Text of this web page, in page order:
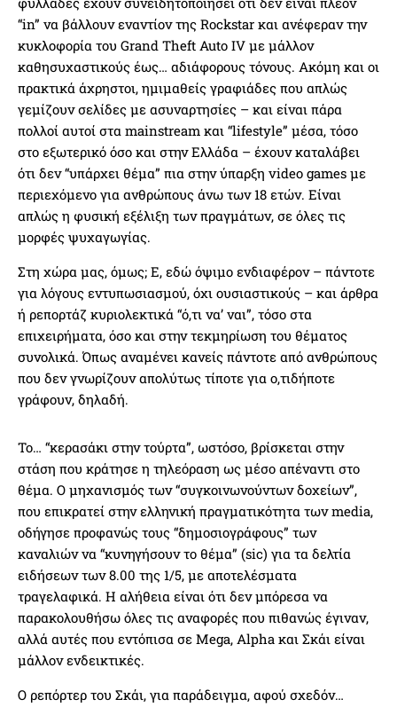
“in” να βάλλουν εναντίον της Rockstar και ανέφεραν την
κυκλοφορία του Grand Theft Auto IV με μάλλον
καθησυχαστικούς έως… αδιάφορους τόνους. Ακόμη και οι
πρακτικά άχρηστοι, ημιμαθείς γραφιάδες που απλώς
γεμίζουν σελίδες με ασυναρτησίες – και είναι πάρα
πολλοί αυτοί στα mainstream και “lifestyle” μέσα, τόσο
στο εξωτερικό όσο και στην Ελλάδα – έχουν καταλάβει
ότι δεν “υπάρχει θέμα” πια στην ύπαρξη video games με
περιεχόμενο για ανθρώπους άνω των 18 ετών. Είναι
απλώς η φυσική εξέλιξη των πραγμάτων, σε όλες τις
μορφές ψυχαγωγίας.
Στη χώρα μας, όμως; Ε, εδώ όψιμο ενδιαφέρον – πάντοτε
για λόγους εντυπωσιασμού, όχι ουσιαστικούς – και άρθρα
ή ρεπορτάζ κυριολεκτικά “ό,τι να’ ναι”, τόσο στα
επιχειρήματα, όσο και στην τεκμηρίωση του θέματος
συνολικά. Όπως αναμένει κανείς πάντοτε από ανθρώπους
που δεν γνωρίζουν απολύτως τίποτε για ο,τιδήποτε
γράφουν, δηλαδή.
Το… “κερασάκι στην τούρτα”, ωστόσο, βρίσκεται στην
στάση που κράτησε η τηλεόραση ως μέσο απέναντι στο
θέμα. Ο μηχανισμός των “συγκοινωνούντων δοχείων”,
που επικρατεί στην ελληνική πραγματικότητα των media,
οδήγησε προφανώς τους “δημοσιογράφους” των
καναλιών να “κυνηγήσουν το θέμα” (sic) για τα δελτία
ειδήσεων των 8.00 της 1/5, με αποτελέσματα
τραγελαφικά. Η αλήθεια είναι ότι δεν μπόρεσα να
παρακολουθήσω όλες τις αναφορές που πιθανώς έγιναν,
αλλά αυτές που εντόπισα σε Mega, Alpha και Σκάι είναι
μάλλον ενδεικτικές.
Ο ρεπόρτερ του Σκάι, για παράδειγμα, αφού σχεδόν…